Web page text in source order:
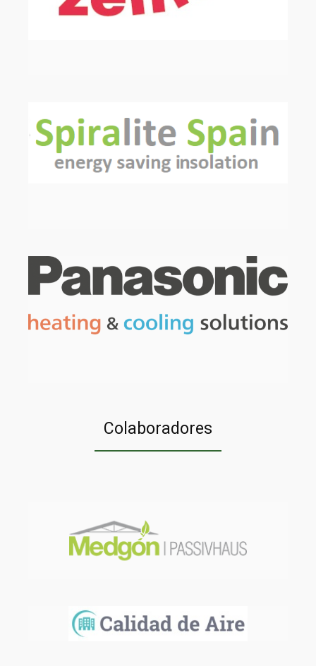
Colaboradores